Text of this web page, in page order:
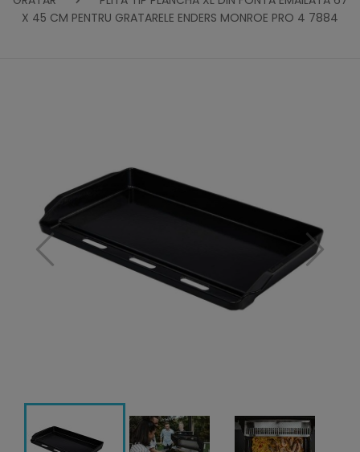
X 45 CM PENTRU GRATARELE ENDERS MONROE PRO 4 7884